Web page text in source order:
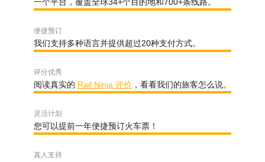
便捷预订
我们支持多种语言并提供超过20种支付方式。
评分优秀
阅读真实的 Rail Ninja 评价 ，看看我们的旅客怎么说。
灵活计划
您可以提前一年便捷预订火车票！
真人支持